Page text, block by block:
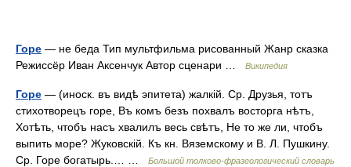
Горе — не беда Тип мультфильма рисованный Жанр сказка
Режиссёр Иван Аксенчук Автор сценари …
Википедия
Горе — (иноск. въ видѣ эпитета) жалкій. Ср. Друзья, тотъ
стихотворецъ горе, Въ комъ безъ похвалъ восторга нѣтъ,
Хотѣть, чтобъ насъ хвалилъ весь свѣтъ, Не то же ли, чтобъ
выпить море? Жуковскій. Къ кн. Вяземскому и В. Л. Пушкину.
Ср. Горе богатырь.… …
Большой толково-фразеологический словарь